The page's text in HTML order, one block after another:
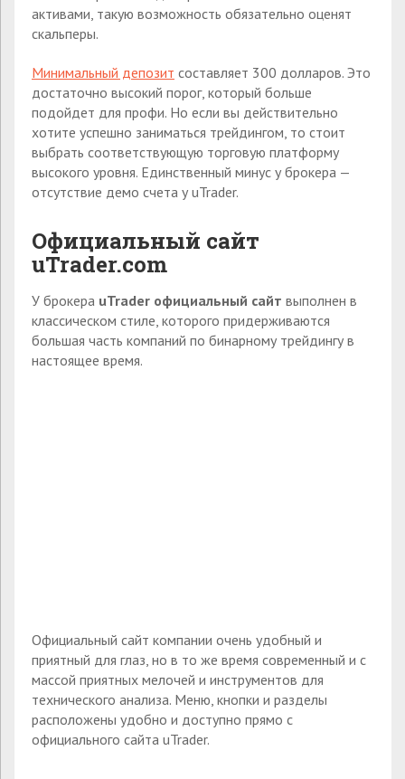
активами, такую возможность обязательно оценят
скальперы.
Минимальный депозит составляет 300 долларов. Это
достаточно высокий порог, который больше
подойдет для профи. Но если вы действительно
хотите успешно заниматься трейдингом, то стоит
выбрать соответствующую торговую платформу
высокого уровня. Единственный минус у брокера —
отсутствие демо счета у uTrader.
Официальный сайт
uTrader.com
У брокера uTrader официальный сайт выполнен в
классическом стиле, которого придерживаются
большая часть компаний по бинарному трейдингу в
настоящее время.
Официальный сайт компании очень удобный и
приятный для глаз, но в то же время современный и с
массой приятных мелочей и инструментов для
технического анализа. Меню, кнопки и разделы
расположены удобно и доступно прямо с
официального сайта uTrader.